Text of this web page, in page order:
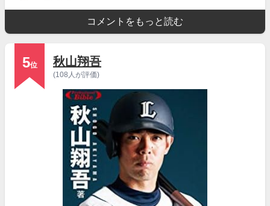
コメントをもっと読む
5位 秋山翔吾
(108人が評価)